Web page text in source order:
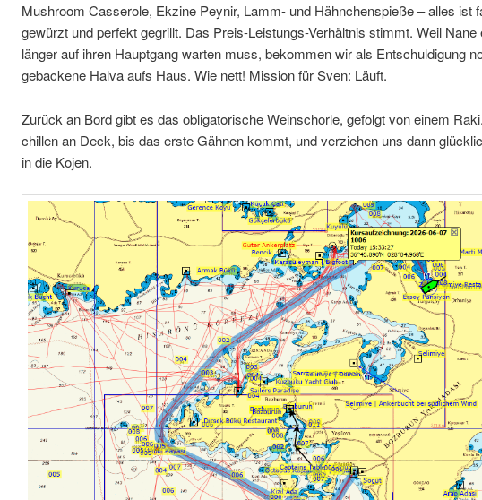
Mushroom Casserole, Ekzine Peynir, Lamm- und Hähnchenspieße – alles ist
gewürzt und perfekt gegrillt. Das Preis-Leistungs-Verhältnis stimmt. Weil Nane
länger auf ihren Hauptgang warten muss, bekommen wir als Entschuldigung
gebackene Halva aufs Haus. Wie nett! Mission für Sven: Läuft.
Zurück an Bord gibt es das obligatorische Weinschorle, gefolgt von einem
chillen an Deck, bis das erste Gähnen kommt, und verziehen uns dann
in die Kojen.